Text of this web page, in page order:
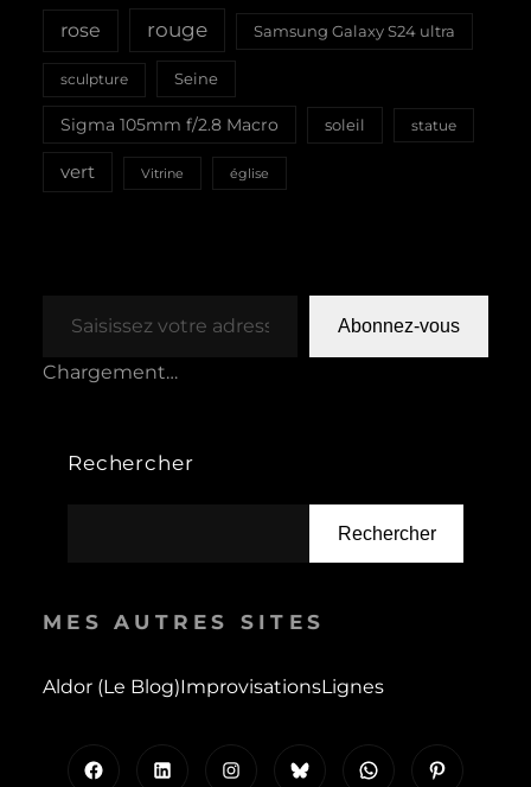
rose rouge Samsung Galaxy S24 ultra
sculpture Seine
Sigma 105mm f/2.8 Macro soleil statue
vert Vitrine église
Abonnez-vous
Chargement…
Rechercher
Rechercher
MES AUTRES SITES
Aldor (le Blog)ImprovisationsLignes
Instagram WhatsApp